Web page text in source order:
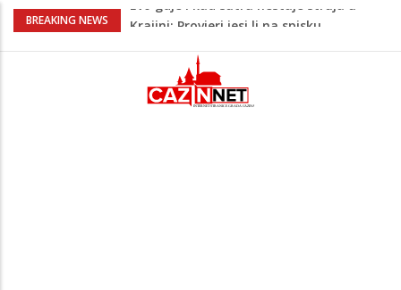
BREAKING NEWS
Ušao u dvorište i nasrnuo na 30-
zadržao do dolaska policije
Krajina: Teška saobraćajna nesreća,
vozilo završilo na krovu – policija i Hitna